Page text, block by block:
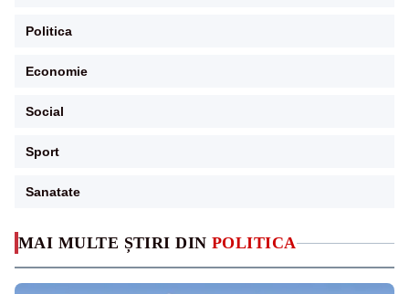
MAI MULTE ȘTIRI DIN POLITICA
Politica
Economie
Social
Sport
Sanatate